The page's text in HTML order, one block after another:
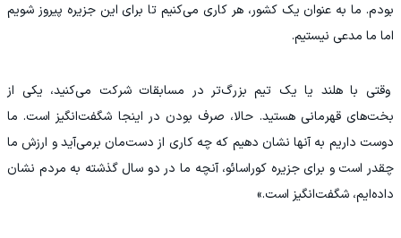
بودم. ما به عنوان یک کشور، هر کاری می‌کنیم تا برای این جزیره پیروز شویم
اما ما مدعی نیستیم.
وقتی با هلند یا یک تیم بزرگ‌تر در مسابقات شرکت می‌کنید، یکی از
بخت‌های قهرمانی هستید. حالا، صرف بودن در اینجا شگفت‌انگیز است. ما
دوست داریم به آنها نشان دهیم که چه کاری از دست‌مان برمی‌آید و ارزش ما
چقدر است و برای جزیره کوراسائو، آنچه ما در دو سال گذشته به مردم نشان
داده‌ایم، شگفت‌انگیز است.»